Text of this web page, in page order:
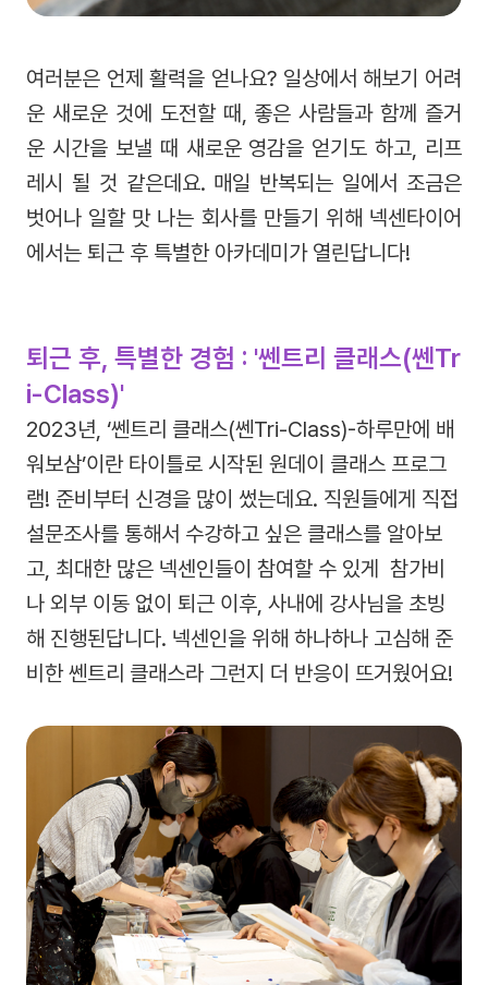
여러분은 언제 활력을 얻나요? 일상에서 해보기 어려
운 새로운 것에 도전할 때, 좋은 사람들과 함께 즐거
운 시간을 보낼 때 새로운 영감을 얻기도 하고, 리프
레시 될 것 같은데요. 매일 반복되는 일에서 조금은
벗어나 일할 맛 나는 회사를 만들기 위해 넥센타이어
에서는 퇴근 후 특별한 아카데미가 열린답니다!
퇴근 후, 특별한 경험 : '쎈트리 클래스(쎈Tr
i-Class)'
2023년, ‘쎈트리 클래스(쎈Tri-Class)-하루만에 배
워보삼’이란 타이틀로 시작된 원데이 클래스 프로그
램! 준비부터 신경을 많이 썼는데요. 직원들에게 직접
설문조사를 통해서 수강하고 싶은 클래스를 알아보
고, 최대한 많은 넥센인들이 참여할 수 있게 참가비
나 외부 이동 없이 퇴근 이후, 사내에 강사님을 초빙
해 진행된답니다. 넥센인을 위해 하나하나 고심해 준
비한 쎈트리 클래스라 그런지 더 반응이 뜨거웠어요!